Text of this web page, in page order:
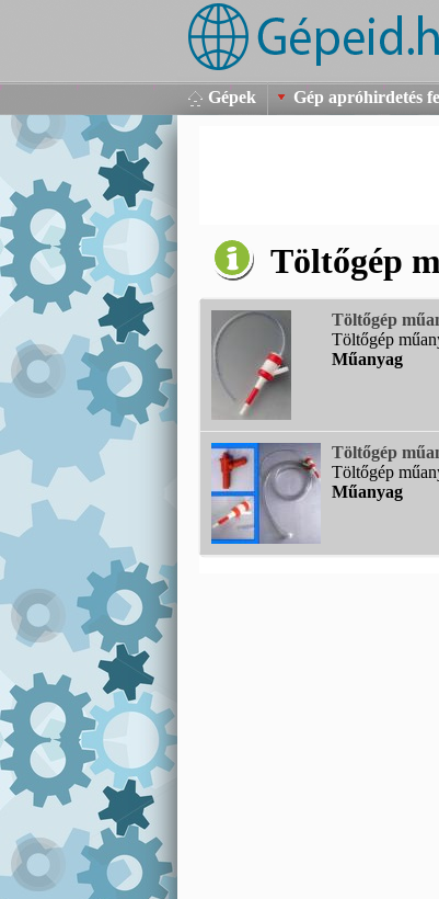
Gépek Gép apróhirdetés
Töltőgép
Töltőgép
Töltőgép
Műanyag
Töltőgép
Töltőgép
Műanyag